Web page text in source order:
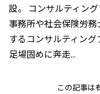
設。 コンサルティン
事務所や社会保険労
するコンサルティン
足場固めに奔走...
この記事は